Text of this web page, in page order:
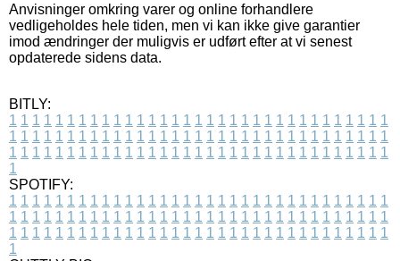
Anvisninger omkring varer og online forhandlere
vedligeholdes hele tiden, men vi kan ikke give garantier
imod ændringer der muligvis er udført efter at vi senest
opdaterede sidens data.
BITLY:
1 1 1 1 1 1 1 1 1 1 1 1 1 1 1 1 1 1 1 1 1 1 1 1 1 1 1 1 1 1 1 1 1
1 1 1 1 1 1 1 1 1 1 1 1 1 1 1 1 1 1 1 1 1 1 1 1 1 1 1 1 1 1 1 1 1
1 1 1 1 1 1 1 1 1 1 1 1 1 1 1 1 1 1 1 1 1 1 1 1 1 1 1 1 1 1 1 1 1
1
SPOTIFY:
1 1 1 1 1 1 1 1 1 1 1 1 1 1 1 1 1 1 1 1 1 1 1 1 1 1 1 1 1 1 1 1 1
1 1 1 1 1 1 1 1 1 1 1 1 1 1 1 1 1 1 1 1 1 1 1 1 1 1 1 1 1 1 1 1 1
1 1 1 1 1 1 1 1 1 1 1 1 1 1 1 1 1 1 1 1 1 1 1 1 1 1 1 1 1 1 1 1 1
1